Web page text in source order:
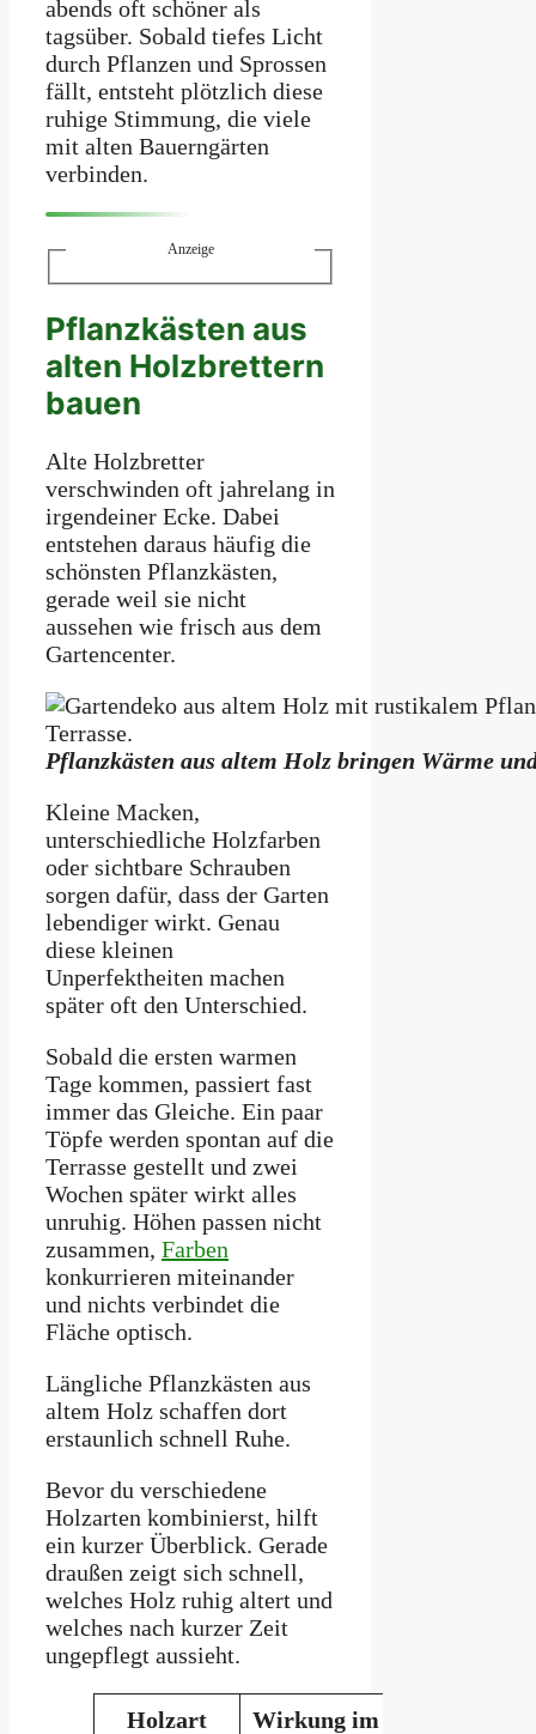
abends oft schöner als
tagsüber. Sobald tiefes Licht
durch Pflanzen und Sprossen
fällt, entsteht plötzlich diese
ruhige Stimmung, die viele
mit alten Bauerngärten
verbinden.
Anzeige
Pflanzkästen aus
alten Holzbrettern
bauen
Alte Holzbretter
verschwinden oft jahrelang in
irgendeiner Ecke. Dabei
entstehen daraus häufig die
schönsten Pflanzkästen,
gerade weil sie nicht
aussehen wie frisch aus dem
Gartencenter.
Pflanzkästen aus altem Holz bringen Wärme
Kleine Macken,
unterschiedliche Holzfarben
oder sichtbare Schrauben
sorgen dafür, dass der Garten
lebendiger wirkt. Genau
diese kleinen
Unperfektheiten machen
später oft den Unterschied.
Sobald die ersten warmen
Tage kommen, passiert fast
immer das Gleiche. Ein paar
Töpfe werden spontan auf die
Terrasse gestellt und zwei
Wochen später wirkt alles
unruhig. Höhen passen nicht
zusammen, Farben
konkurrieren miteinander
und nichts verbindet die
Fläche optisch.
Längliche Pflanzkästen aus
altem Holz schaffen dort
erstaunlich schnell Ruhe.
Bevor du verschiedene
Holzarten kombinierst, hilft
ein kurzer Überblick. Gerade
draußen zeigt sich schnell,
welches Holz ruhig altert und
welches nach kurzer Zeit
ungepflegt aussieht.
Holzart Wirkung im Garten